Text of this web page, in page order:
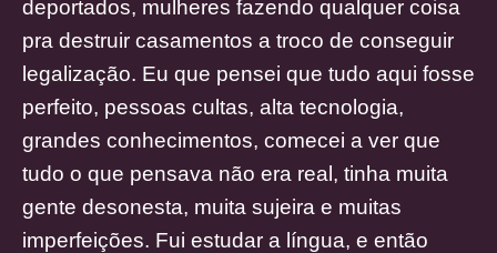
deportados, mulheres fazendo qualquer coisa
pra destruir casamentos a troco de conseguir
legalização. Eu que pensei que tudo aqui fosse
perfeito, pessoas cultas, alta tecnologia,
grandes conhecimentos, comecei a ver que
tudo o que pensava não era real, tinha muita
gente desonesta, muita sujeira e muitas
imperfeições. Fui estudar a língua, e então